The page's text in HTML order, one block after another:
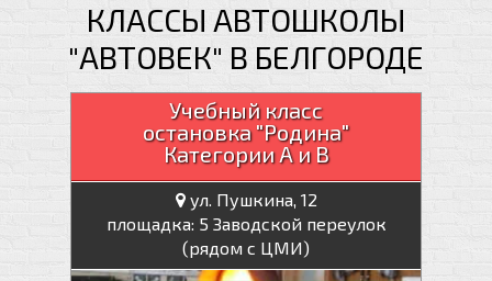
КЛАССЫ АВТОШКОЛЫ
"АВТОВЕК" В БЕЛГОРОДЕ
Учебный класс
остановка "Родина"
Категории А и В
ул. Пушкина, 12
площадка: 5 Заводской переулок
(рядом с ЦМИ)